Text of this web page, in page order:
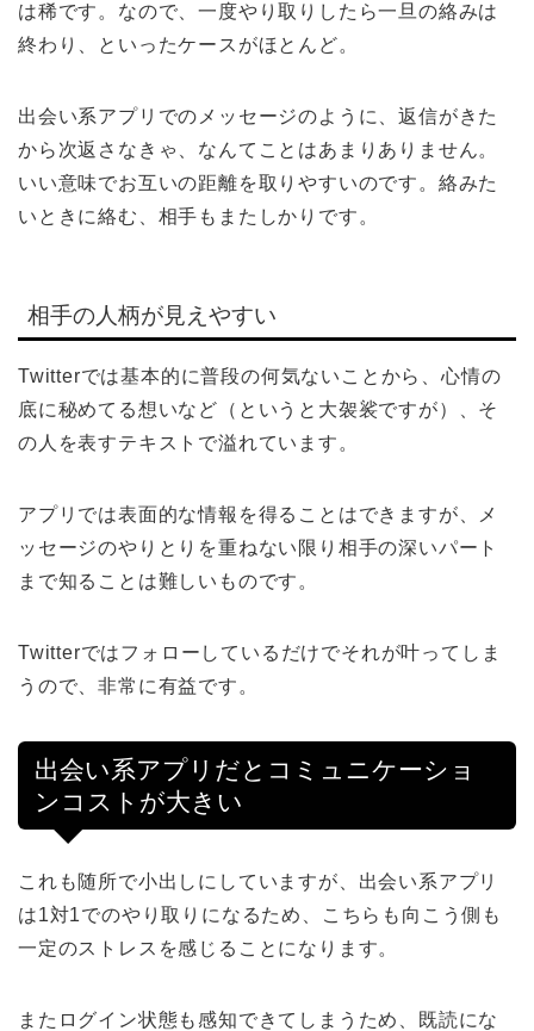
は稀です。なので、一度やり取りしたら一旦の絡みは
終わり、といったケースがほとんど。
出会い系アプリでのメッセージのように、返信がきた
から次返さなきゃ、なんてことはあまりありません。
いい意味でお互いの距離を取りやすいのです。絡みた
いときに絡む、相手もまたしかりです。
相手の人柄が見えやすい
Twitterでは基本的に普段の何気ないことから、心情の
底に秘めてる想いなど（というと大袈裟ですが）、そ
の人を表すテキストで溢れています。
アプリでは表面的な情報を得ることはできますが、メ
ッセージのやりとりを重ねない限り相手の深いパート
まで知ることは難しいものです。
Twitterではフォローしているだけでそれが叶ってしま
うので、非常に有益です。
出会い系アプリだとコミュニケーショ
ンコストが大きい
これも随所で小出しにしていますが、出会い系アプリ
は1対1でのやり取りになるため、こちらも向こう側も
一定のストレスを感じることになります。
またログイン状態も感知できてしまうため、既読にな